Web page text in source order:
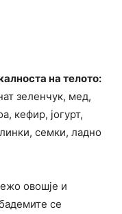
на телото:
зеленчук, мед,
кефир, јогурт,
семки, ладно
овошје и
се